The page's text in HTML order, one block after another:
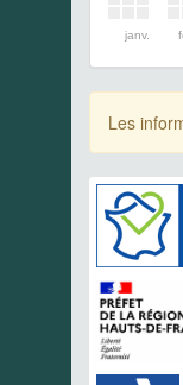
janv.
Les